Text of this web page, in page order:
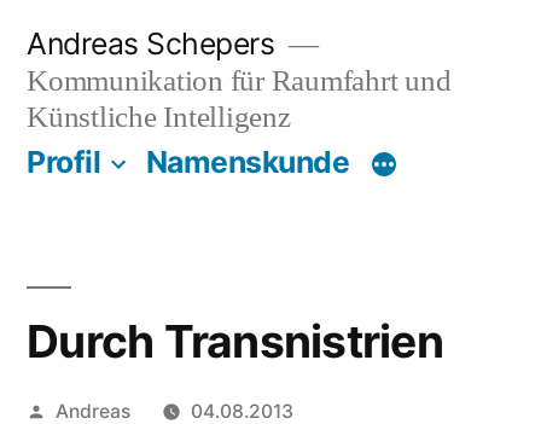
Inhalt
springen
Andreas Schepers
Kommunikation für Raumfahrt und
Künstliche Intelligenz
Profil Namenskunde
Durch Transnistrien
Veröffentlicht
Andreas
04.08.2013